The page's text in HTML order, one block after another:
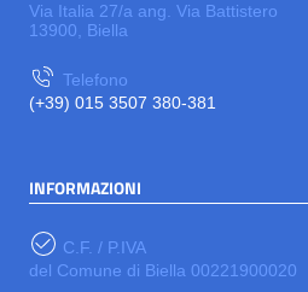
Via Italia 27/a ang. Via Battistero
13900, Biella
Telefono
(+39) 015 3507 380-381
INFORMAZIONI
C.F. / P.IVA
del Comune di Biella 00221900020